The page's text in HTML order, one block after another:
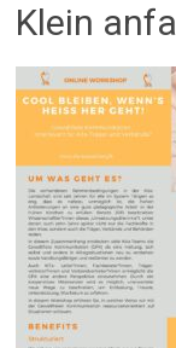
Klein